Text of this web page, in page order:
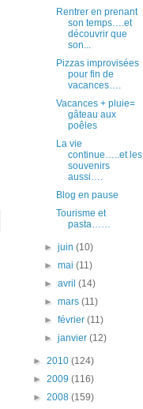
Rentrer en prenant
son temps….et
découvrir que
son...
Pizzas improvisées
pour fin de
vacances….
Vacances + pluie=
gâteau aux
poêles
La vie
continue…..et les
souvenirs
aussi….
Blog en pause
Tourisme et
pasta……
►juin(10)
►mai(11)
►avril(14)
►mars(11)
►février(11)
►janvier(12)
► 2010 (124)
► 2009 (116)
► 2008 (159)